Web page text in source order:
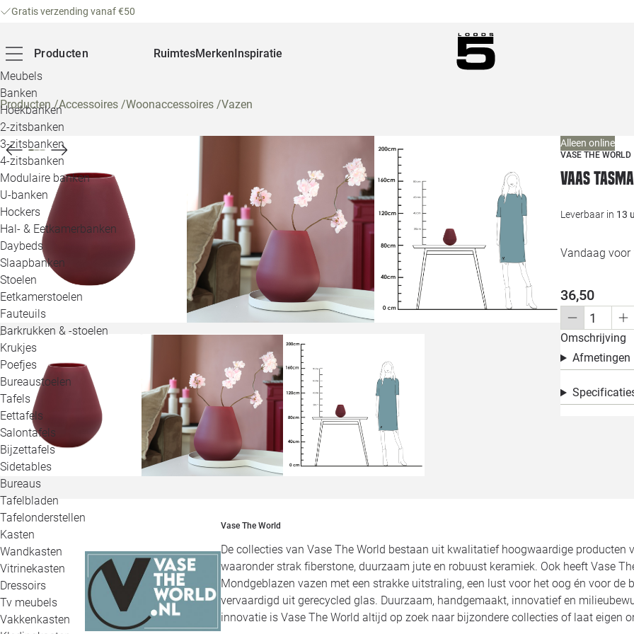
Gratis verzending vanaf €50
Producten
Meubels
Banken
Hoekbanken
2-zitsbanken
3-zitsbanken
4-zitsbanken
Modulaire banken
U-banken
Hockers
Hal- & Eetkamerbanken
Daybeds
Slaapbanken
Stoelen
Eetkamerstoelen
Fauteuils
Barkrukken & -stoelen
Krukjes
Poefjes
Bureaustoelen
Tafels
Eettafels
Salontafels
Bijzettafels
Sidetables
Bureaus
Tafelbladen
Tafelonderstellen
Kasten
Wandkasten
Vitrinekasten
Dressoirs
Tv meubels
Vakkenkasten
RuimtesMerkenInspiratie
Producten/Accessoires /Woonaccessoires /Vazen
Alleen online
VASE THE WORLD
Vaas
Leverbaar in 13
Vandaag voor
36,50
Omschrijving
Afmetingen
Vase The World
De collecties van Vase The World bestaan uit kwalitatief hoogwaardige producten
waaronder strak fiberstone, duurzaam jute en robuust keramiek. Ook heeft Vase
Mondgeblazen vazen met een strakke uitstraling, een lust voor het oog én voor de
vervaardigd uit gerecycled glas. Duurzaam, handgemaakt, innovatief en
innovatie is Vase The World altijd op zoek naar bijzondere collecties of laat eigen